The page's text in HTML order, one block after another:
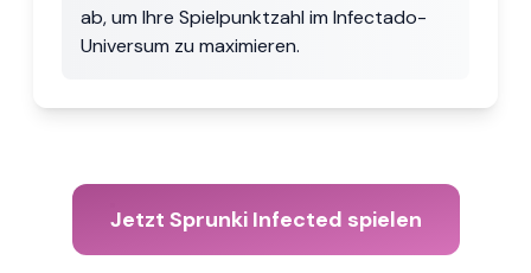
ab, um Ihre Spielpunktzahl im Infectado-
Universum zu maximieren.
Jetzt Sprunki Infected spielen